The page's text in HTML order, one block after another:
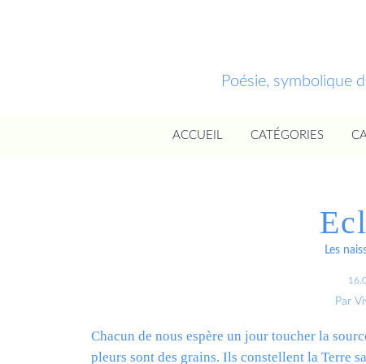
Poésie, symbolique
ACCUEIL CATÉGORIES
Les
Par
Chacun de nous espère un jour toucher la
pleurs sont des grains. Ils constellent la Terre